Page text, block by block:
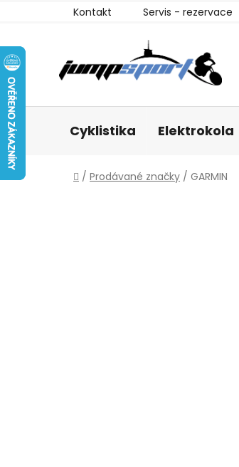
Kontakt Servis - rezervace
Cyklistika Elektrokola
Domů
/ Prodávané značky / GARMIN